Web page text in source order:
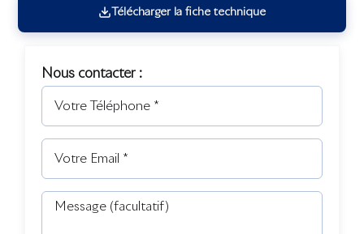
Télécharger la fiche technique
Nous contacter :